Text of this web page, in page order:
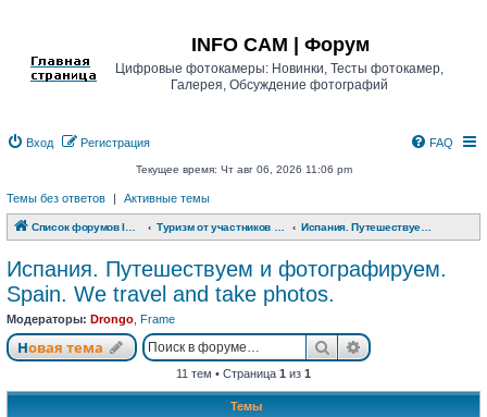
INFO CAM | Форум
Цифровые фотокамеры: Новинки, Тесты фотокамер,
Галерея, Обсуждение фотографий
Вход Регистрация FAQ
Текущее время: Чт авг 06, 2026 11:06 pm
Темы без ответов | Активные темы
Список форумов INFO CAM | Форум
Испания. Путешествуем и фотографируем.
Spain. We travel and take photos.
Модераторы: Drongo Frame
Новая тема
Новая тема ПоискРасширенный
11 тем • Страница 1 из 1
Темы